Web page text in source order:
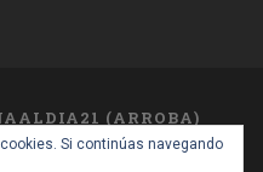
(ARROBA)
Si continúas navegando